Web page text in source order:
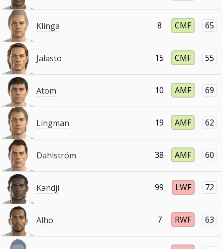
Klinga 8 CMF 65
Jalasto 15 CMF 55
Atom 10 AMF 69
Lingman 19 AMF 62
Dahlström 38 AMF 60
Kandji 99 LWF 72
Alho 7 RWF 63